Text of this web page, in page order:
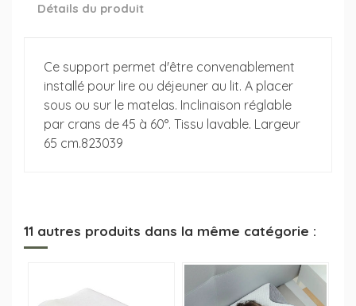
Détails du produit
Ce support permet d'être convenablement
installé pour lire ou déjeuner au lit. A placer
sous ou sur le matelas. Inclinaison réglable
par crans de 45 à 60°. Tissu lavable. Largeur
65 cm.823039
11 autres produits dans la même catégorie :